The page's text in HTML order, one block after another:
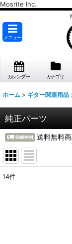
Mosrite Inc.
メニュー
カレンダー カテゴリ
ホーム > ギター関連用品
純正パーツ
送料無料
14件